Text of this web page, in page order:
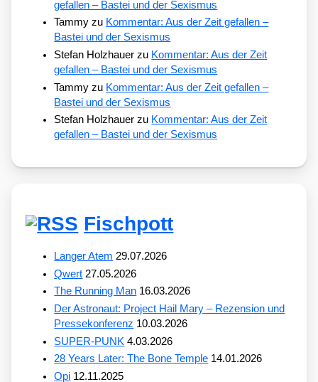
gefallen – Bastei und der Sexismus
Tammy zu Kommentar: Aus der Zeit gefallen –
Bastei und der Sexismus
Stefan Holzhauer zu Kommentar: Aus der Zeit
gefallen – Bastei und der Sexismus
Tammy zu Kommentar: Aus der Zeit gefallen –
Bastei und der Sexismus
Stefan Holzhauer zu Kommentar: Aus der Zeit
gefallen – Bastei und der Sexismus
Fischpott
Langer Atem 29.07.2026
Qwert 27.05.2026
The Running Man 16.03.2026
Der Astronaut: Project Hail Mary – Rezension und
Pressekonferenz 10.03.2026
SUPER-PUNK 4.03.2026
28 Years Later: The Bone Temple 14.01.2026
Opi 12.11.2025